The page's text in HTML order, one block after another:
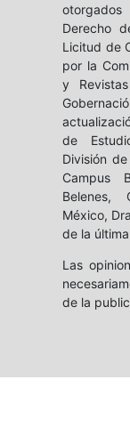
Derecho
Licitud de
por la
y
de
División
Campus
Belenes,
México,
de la
Las
de la